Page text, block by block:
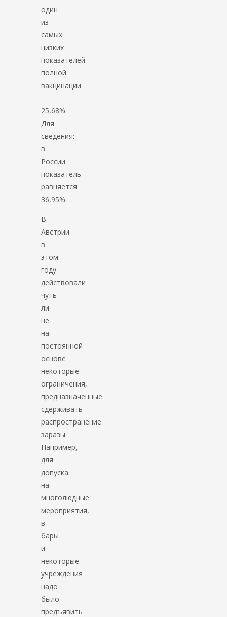
один
из
самых
низких
показателей
полной
вакцинации
–
25,68%.
Для
сведения:
в
России
показатель
равняется
36,95%.
В
Австрии
в
этом
году
действовали
чуть
ли
не
на
постоянной
основе
некоторые
ограничения,
предназначенные
сдерживать
распространение
заразы.
Например,
для
допуска
на
многолюдные
мероприятия,
в
бары
и
некоторые
учреждения
надо
было
предъявить